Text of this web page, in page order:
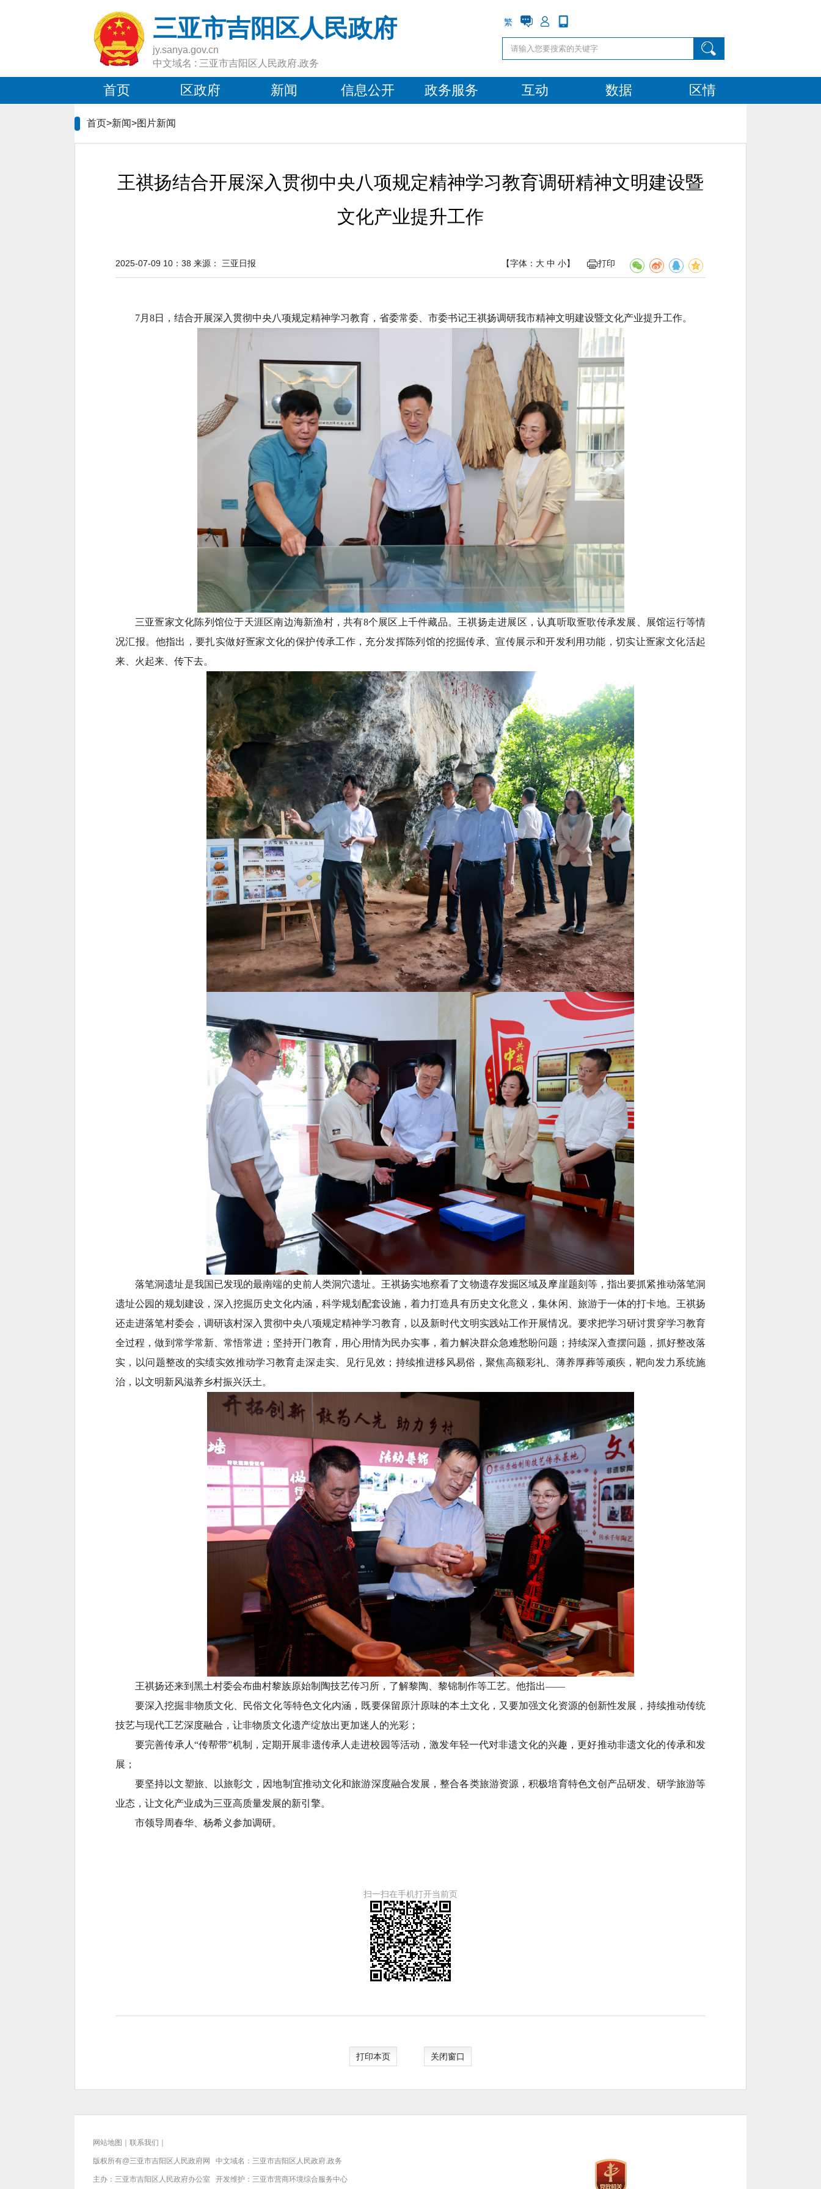
三亚市吉阳区人民政府
jy.sanya.gov.cn
中文域名 : 三亚市吉阳区人民政府.政务
繁
首页 区政府 新闻 信息公开 政务服务 互动 数据 区情
首页>新闻>图片新闻
王祺扬结合开展深入贯彻中央八项规定精神学习教育调研精神文明建设暨
文化产业提升工作
【字体： 大 中 小】 打印
2025-07-09 10：38 来源： 三亚日报
7月8日，结合开展深入贯彻中央八项规定精神学习教育，省委常委、市委书记王祺扬调研我市精神文明建设暨文化产业提升工作。
三亚疍家文化陈列馆位于天涯区南边海新渔村，共有8个展区上千件藏品。王祺扬走进展区，认真听取疍歌传承发展、展馆运行等情
况汇报。他指出，要扎实做好疍家文化的保护传承工作，充分发挥陈列馆的挖掘传承、宣传展示和开发利用功能，切实让疍家文化活起
来、火起来、传下去。
落笔洞遗址是我国已发现的最南端的史前人类洞穴遗址。王祺扬实地察看了文物遗存发掘区域及摩崖题刻等，指出要抓紧推动落笔洞
遗址公园的规划建设，深入挖掘历史文化内涵，科学规划配套设施，着力打造具有历史文化意义，集休闲、旅游于一体的打卡地。王祺扬
还走进落笔村委会，调研该村深入贯彻中央八项规定精神学习教育，以及新时代文明实践站工作开展情况。要求把学习研讨贯穿学习教育
全过程，做到常学常新、常悟常进；坚持开门教育，用心用情为民办实事，着力解决群众急难愁盼问题；持续深入查摆问题，抓好整改落
实，以问题整改的实绩实效推动学习教育走深走实、见行见效；持续推进移风易俗，聚焦高额彩礼、薄养厚葬等顽疾，靶向发力系统施
治，以文明新风滋养乡村振兴沃土。
王祺扬还来到黑土村委会布曲村黎族原始制陶技艺传习所，了解黎陶、黎锦制作等工艺。他指出——
要深入挖掘非物质文化、民俗文化等特色文化内涵，既要保留原汁原味的本土文化，又要加强文化资源的创新性发展，持续推动传统
技艺与现代工艺深度融合，让非物质文化遗产绽放出更加迷人的光彩；
要完善传承人“传帮带”机制，定期开展非遗传承人走进校园等活动，激发年轻一代对非遗文化的兴趣，更好推动非遗文化的传承和发
展；
要坚持以文塑旅、以旅彰文，因地制宜推动文化和旅游深度融合发展，整合各类旅游资源，积极培育特色文创产品研发、研学旅游等
业态，让文化产业成为三亚高质量发展的新引擎。
市领导周春华、杨希义参加调研。
扫一扫在手机打开当前页
打印本页 关闭窗口
网站地图 联系我们
版权所有@三亚市吉阳区人民政府网 中文域名： 三亚市吉阳区人民政府.政务
主办：三亚市吉阳区人民政府办公室 开发维护：三亚市营商环境综合服务中心